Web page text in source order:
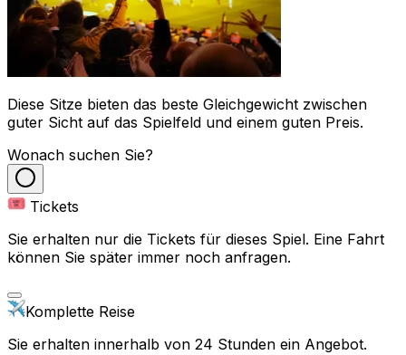
Diese Sitze bieten das beste Gleichgewicht zwischen
guter Sicht auf das Spielfeld und einem guten Preis.
Wonach suchen Sie?
Tickets
Sie erhalten nur die Tickets für dieses Spiel. Eine Fahrt
können Sie später immer noch anfragen.
Komplette Reise
Sie erhalten innerhalb von 24 Stunden ein Angebot.